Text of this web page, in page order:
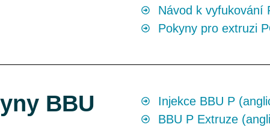
Návod k vyfukování
Pokyny pro extruzi
BBU
Injekce BBU P
BBU P Extruze